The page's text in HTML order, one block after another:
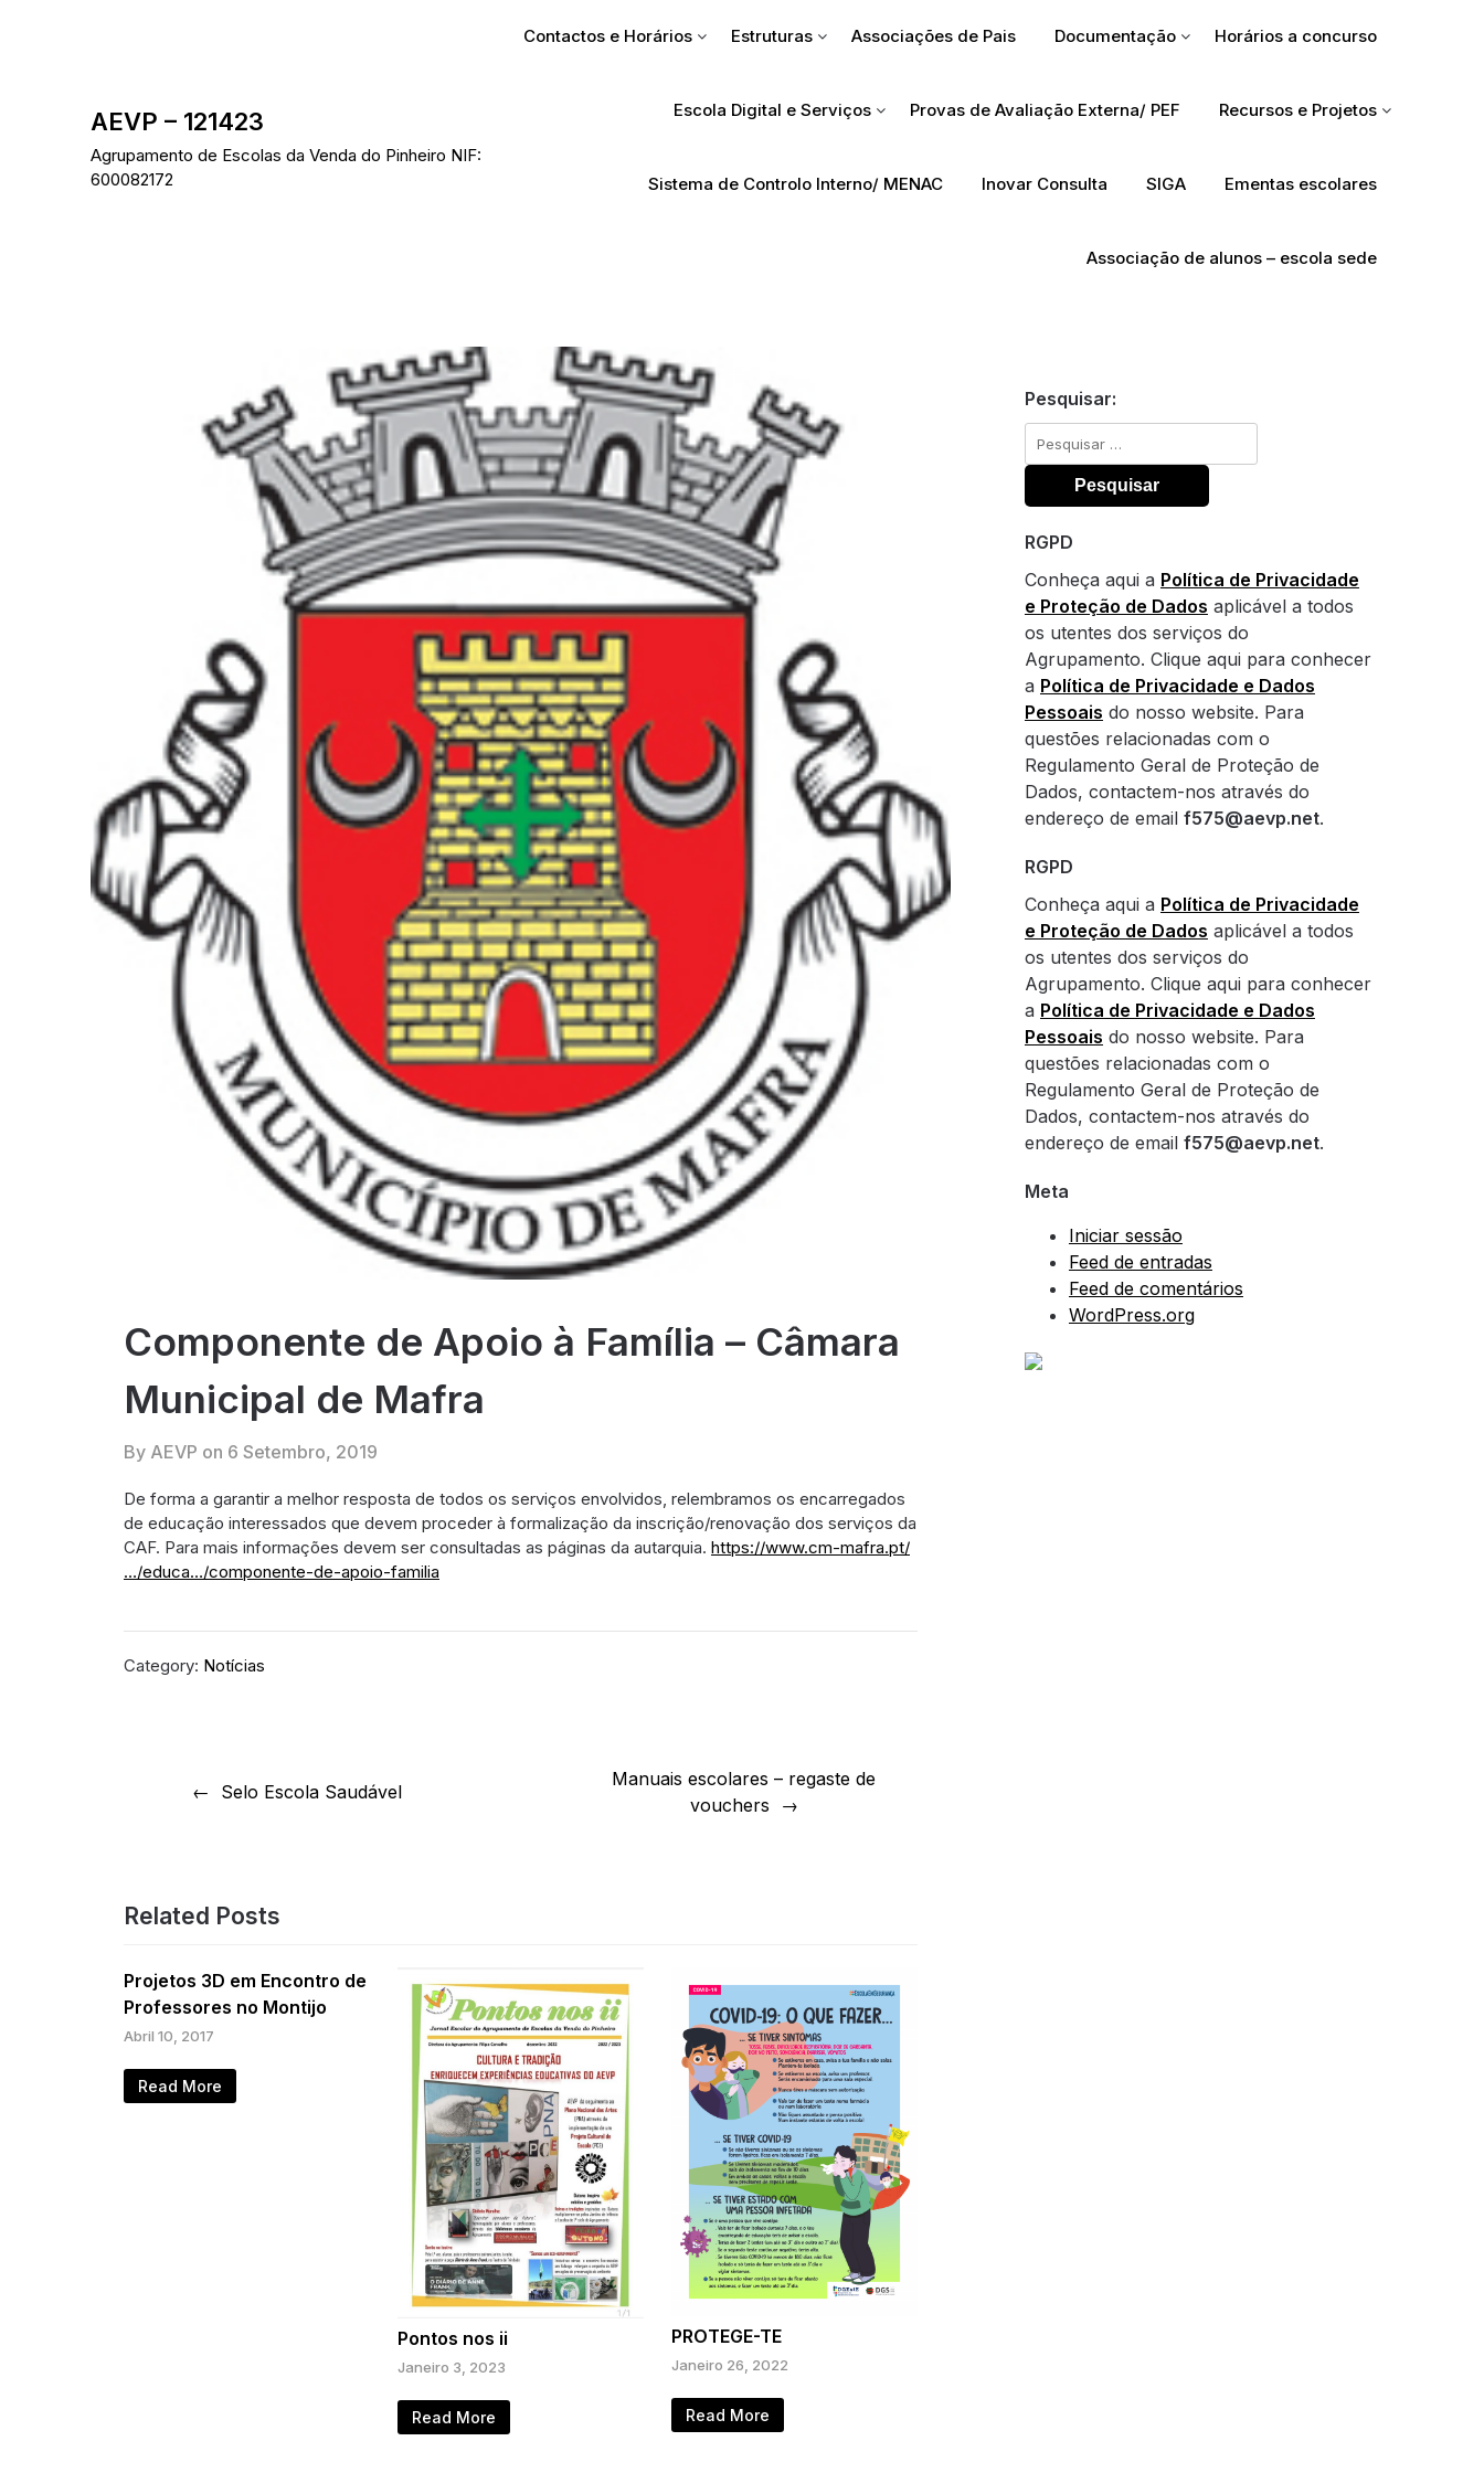
AEVP – 121423
Agrupamento de Escolas da Venda do Pinheiro NIF:
600082172
Contactos e Horários Estruturas Associações de Pais Documentação Horários a concurso
Escola Digital e Serviços Provas de Avaliação Externa/ PEF Recursos e Projetos
Sistema de Controlo Interno/ MENAC Inovar Consulta SIGA Ementas escolares
Associação de alunos – escola sede
Componente de Apoio à Família – Câmara
Municipal de Mafra
By AEVP on 6 Setembro, 2019
De forma a garantir a melhor resposta de todos os serviços envolvidos, relembramos os encarregados
de educação interessados que devem proceder à formalização da inscrição/renovação dos serviços da
CAF. Para mais informações devem ser consultadas as páginas da autarquia. https://www.cm-mafra.pt/
…/educa…/componente-de-apoio-familia
Category: Notícias
Selo Escola Saudável
Manuais escolares – regaste de
vouchers
Related Posts
Projetos 3D em Encontro de
Professores no Montijo
Abril 10, 2017
Read More
Pontos nos ii
Janeiro 3, 2023
Read More
PROTEGE-TE
Janeiro 26, 2022
Read More
Pesquisar:
Pesquisar
por:
RGPD
Conheça aqui a Política de Privacidade
e Proteção de Dados aplicável a todos
os utentes dos serviços do
Agrupamento. Clique aqui para conhecer
a Política de Privacidade e Dados
Pessoais do nosso website. Para
questões relacionadas com o
Regulamento Geral de Proteção de
Dados, contactem-nos através do
endereço de email f575@aevp.net.
RGPD
Conheça aqui a Política de Privacidade
e Proteção de Dados aplicável a todos
os utentes dos serviços do
Agrupamento. Clique aqui para conhecer
a Política de Privacidade e Dados
Pessoais do nosso website. Para
questões relacionadas com o
Regulamento Geral de Proteção de
Dados, contactem-nos através do
endereço de email f575@aevp.net.
Meta
Iniciar sessão
Feed de entradas
Feed de comentários
WordPress.org